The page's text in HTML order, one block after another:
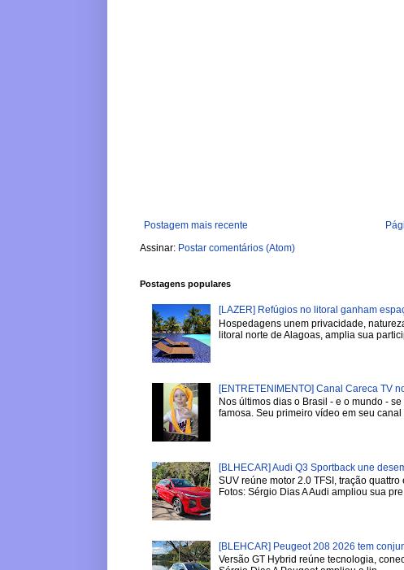
Postagem mais recente
Assinar: Postar comentários (Atom)
Postagens populares
[LAZER] Refúgios no litoral ganham
Hospedagens unem privacidade,
litoral norte de Alagoas, amplia sua
[ENTRETENIMENTO] Canal Careca TV
Nos últimos dias o Brasil - e o mundo -
famosa. Seu primeiro vídeo em seu canal
[BLHECAR] Audi Q3 Sportback une
SUV reúne motor 2.0 TFSI, tração
Fotos: Sérgio Dias A Audi ampliou sua
[BLEHCAR] Peugeot 208 2026 tem
Versão GT Hybrid reúne tecnologia,